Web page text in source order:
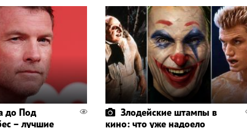
до Под
– лучшие
Злодейские штампы в
кино: что уже надоело